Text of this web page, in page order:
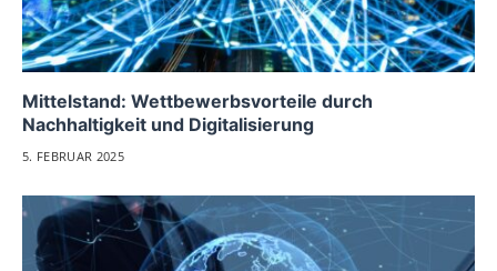
Mittelstand: Wettbewerbsvorteile durch
Nachhaltigkeit und Digitalisierung
5. FEBRUAR 2025